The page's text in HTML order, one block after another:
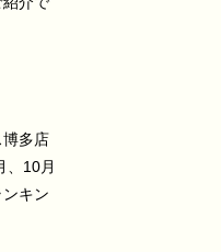
博多店
、10月
キン